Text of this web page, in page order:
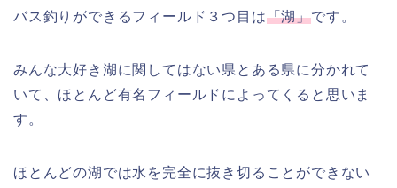
バス釣りができるフィールド３つ目は「湖」です。
みんな大好き湖に関してはない県とある県に分かれて
いて、ほとんど有名フィールドによってくると思いま
す。
ほとんどの湖では水を完全に抜き切ることができない